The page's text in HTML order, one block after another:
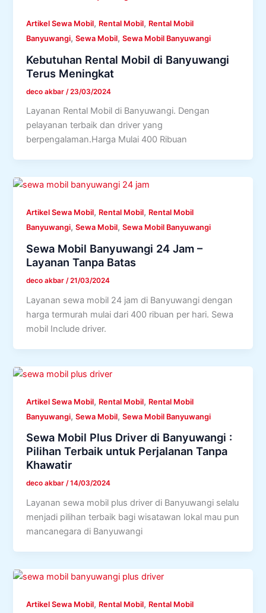
Artikel Sewa Mobil, Rental Mobil, Rental Mobil
Banyuwangi,Sewa Mobil,Sewa Mobil Banyuwangi
Kebutuhan Rental Mobil di Banyuwangi
Terus Meningkat
deco akbar /23/03/2024
Layanan Rental Mobil di Banyuwangi. Dengan
pelayanan terbaik dan driver yang
berpengalaman.Harga Mulai 400 Ribuan
Artikel Sewa Mobil, Rental Mobil, Rental Mobil
Banyuwangi,Sewa Mobil,Sewa Mobil Banyuwangi
Sewa Mobil Banyuwangi 24 Jam –
Layanan Tanpa Batas
deco akbar/21/03/2024
Layanan sewa mobil 24 jam di Banyuwangi dengan
harga termurah mulai dari 400 ribuan per hari. Sewa
mobil Include driver.
Artikel Sewa Mobil, Rental Mobil, Rental Mobil
Banyuwangi,Sewa Mobil,Sewa Mobil Banyuwangi
Sewa Mobil Plus Driver di Banyuwangi :
Pilihan Terbaik untuk Perjalanan Tanpa
Khawatir
deco akbar/14/03/2024
Layanan sewa mobil plus driver di Banyuwangi selalu
menjadi pilihan terbaik bagi wisatawan lokal mau pun
mancanegara di Banyuwangi
Artikel Sewa Mobil, Rental Mobil, Rental Mobil